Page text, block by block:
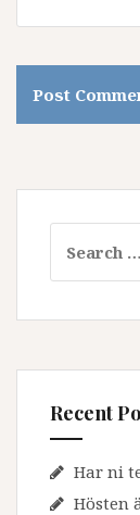
for:
Recent
Har ni
Hösten